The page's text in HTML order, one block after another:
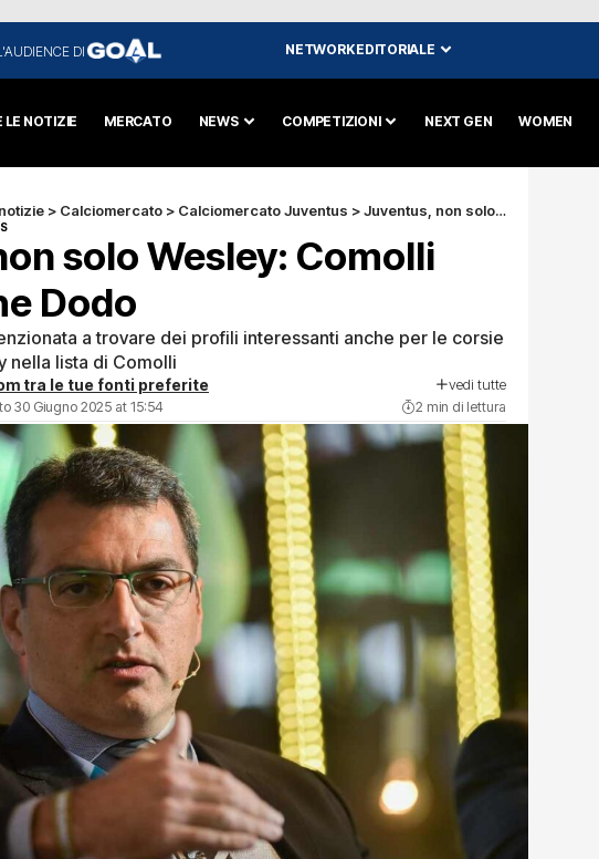
DI NETWORK EDITORIALE
LE NOTIZIE MERCATO NEWS COMPETIZIONI NEXT GEN WOMEN
> Calciomercato > Calciomercato Juventus >Juventus, non solo Wesley: Comolli sonda anche Dodo
solo Wesley: Comolli
Dodo
a trovare dei profili interessanti anche per le corsie
nella lista di Comolli
tra le tue fonti preferite vedi tutte
30 Giugno 2025 at 15:54 2 min di lettura